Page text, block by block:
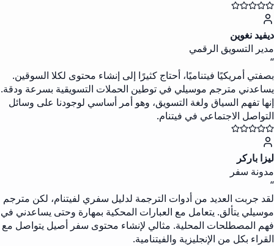
ديفيد نغوين
مدير التسويق الرقمي
“
بصفتي أمريكيًا فيتناميًا، أحتاج كثيرًا إلى إنشاء محتوى لكلا السوقين.
يساعدني مترجم موسيلي في توطين الحملات التسويقية بسرعة ودقة.
إنها تفهم السياق ولغة التسويق، وهو أمر أساسي لوجودنا على وسائل
التواصل الاجتماعي في فيتنام.
ليزا باركر
مدونة سفر
“
لقد جربت العديد من أدوات الترجمة لدليل سفري لفيتنام، لكن مترجم
موسيلي يتألق. يتعامل مع العبارات المحكية بمهارة وحتى يساعدني في
فهم المصطلحات المحلية. مثالي لإنشاء محتوى سفر أصيل يتواصل مع
القراء بكل من الإنجليزية والفيتنامية.